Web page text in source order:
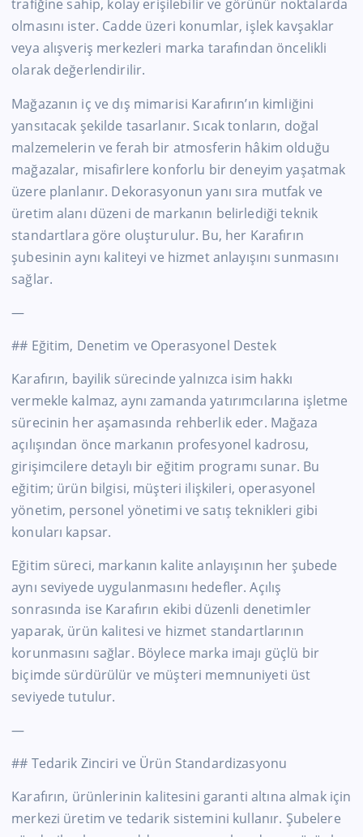
trafiğine sahip, kolay erişilebilir ve görünür noktalarda
olmasını ister. Cadde üzeri konumlar, işlek kavşaklar
veya alışveriş merkezleri marka tarafından öncelikli
olarak değerlendirilir.
Mağazanın iç ve dış mimarisi Karafırın’ın kimliğini
yansıtacak şekilde tasarlanır. Sıcak tonların, doğal
malzemelerin ve ferah bir atmosferin hâkim olduğu
mağazalar, misafirlere konforlu bir deneyim yaşatmak
üzere planlanır. Dekorasyonun yanı sıra mutfak ve
üretim alanı düzeni de markanın belirlediği teknik
standartlara göre oluşturulur. Bu, her Karafırın
şubesinin aynı kaliteyi ve hizmet anlayışını sunmasını
sağlar.
—
## Eğitim, Denetim ve Operasyonel Destek
Karafırın, bayilik sürecinde yalnızca isim hakkı
vermekle kalmaz, aynı zamanda yatırımcılarına işletme
sürecinin her aşamasında rehberlik eder. Mağaza
açılışından önce markanın profesyonel kadrosu,
girişimcilere detaylı bir eğitim programı sunar. Bu
eğitim; ürün bilgisi, müşteri ilişkileri, operasyonel
yönetim, personel yönetimi ve satış teknikleri gibi
konuları kapsar.
Eğitim süreci, markanın kalite anlayışının her şubede
aynı seviyede uygulanmasını hedefler. Açılış
sonrasında ise Karafırın ekibi düzenli denetimler
yaparak, ürün kalitesi ve hizmet standartlarının
korunmasını sağlar. Böylece marka imajı güçlü bir
biçimde sürdürülür ve müşteri memnuniyeti üst
seviyede tutulur.
—
## Tedarik Zinciri ve Ürün Standardizasyonu
Karafırın, ürünlerinin kalitesini garanti altına almak için
merkezi üretim ve tedarik sistemini kullanır. Şubelere